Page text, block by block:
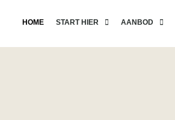
HOME START HIER AANBOD